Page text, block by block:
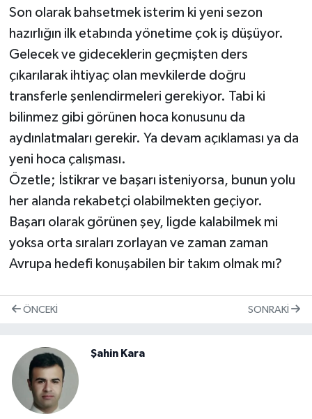
Son olarak bahsetmek isterim ki yeni sezon
hazırlığın ilk etabında yönetime çok iş düşüyor.
Gelecek ve gideceklerin geçmişten ders
çıkarılarak ihtiyaç olan mevkilerde doğru
transferle şenlendirmeleri gerekiyor. Tabi ki
bilinmez gibi görünen hoca konusunu da
aydınlatmaları gerekir. Ya devam açıklaması ya da
yeni hoca çalışması.
Özetle; İstikrar ve başarı isteniyorsa, bunun yolu
her alanda rekabetçi olabilmekten geçiyor.
Başarı olarak görünen şey, ligde kalabilmek mi
yoksa orta sıraları zorlayan ve zaman zaman
Avrupa hedefi konuşabilen bir takım olmak mı?
ÖNCEKI SONRAKI
Şahin Kara